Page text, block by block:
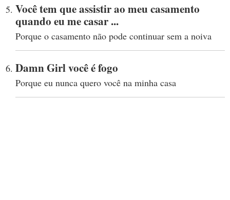
Você tem que assistir ao meu casamento
quando eu me casar ...
Porque o casamento não pode continuar sem a noiva
Damn Girl você é fogo
Porque eu nunca quero você na minha casa